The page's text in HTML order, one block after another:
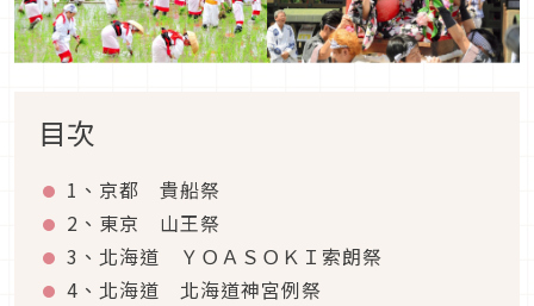
目次
1、京都 貴船祭
2、東京 山王祭
3、北海道 ＹＯＡＳＯＫＩ索朗祭
4、北海道 北海道神宮例祭